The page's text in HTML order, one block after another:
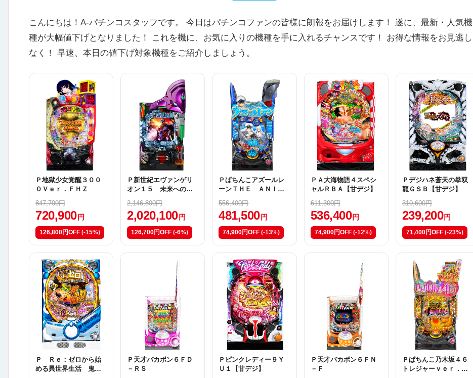
こんにちは！A-パチンコスタッフです。 今日はパチンコファンの皆様に朗報をお届けします！ 遂に、最新・人気機
種が大幅値下げとなりました！ これを機に、お気に入りの機種を手に入れるチャンスです！ お得な情報をお見逃し
なく！ 早速、本日の値下げ対象機種をご紹介しましょう。
Ｐ地獄少女覚醒３００
０Ｖｅｒ．ＦＨＺ
847,700円
720,900 円
126,800円OFF (-15%)
Ｐ新世紀エヴァンゲリ
オン１５ 未来への咆
2,146,800円
2,020,100 円
126,700円OFF (-6%)
Ｐぱちんこアズールレ
ーンＴＨＥ ＡＮＩＭ
556,400円
481,500 円
74,900円OFF (-13%)
ＰＡ大海物語４スペシ
ャルＲＢＡ【甘デジ】
611,300円
536,400 円
74,900円OFF (-12%)
Ｐデジハネ蒼天の拳双
龍ＧＳＢ【甘デジ】
310,600円
239,200 円
71,400円OFF (-23%)
Ｐ Ｒｅ：ゼロから始
める異世界生活 鬼が
Ｐ天才バカボン６ＦＤ
－ＲＳ
Ｐピンクレディー９Ｙ
Ｕ１【甘デジ】
Ｐ天才バカボン６ＦＮ
－Ｆ
Ｐぱちんこ乃木坂４６
トレジャーｖｅｒ．Ｋ